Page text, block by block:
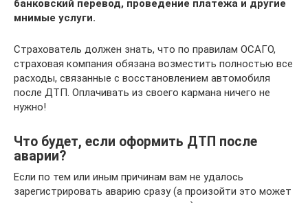
банковский перевод, проведение платежа и другие
мнимые услуги.
Страхователь должен знать, что по правилам ОСАГО,
страховая компания обязана возместить полностью все
расходы, связанные с восстановлением автомобиля
после ДТП. Оплачивать из своего кармана ничего не
нужно!
Что будет, если оформить ДТП после
аварии?
Если по тем или иным причинам вам не удалось
зарегистрировать аварию сразу (а произойти это может